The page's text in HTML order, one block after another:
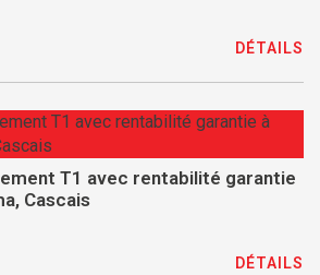
DÉTAILS
T1 avec rentabilité garantie
Cascais
DÉTAILS